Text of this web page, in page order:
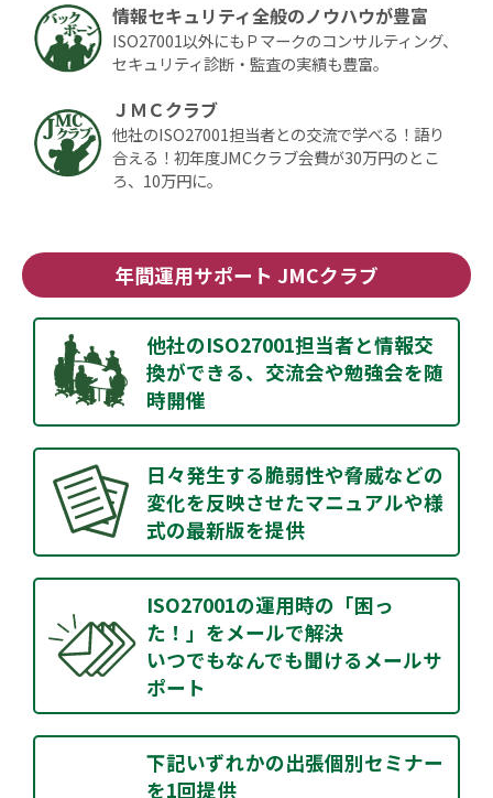
情報セキュリティ全般のノウハウが豊富
ISO27001以外にもＰマークのコンサルティング、
セキュリティ診断・監査の実績も豊富。
ＪＭＣクラブ
他社のISO27001担当者との交流で学べる！語り
合える！初年度JMCクラブ会費が30万円のとこ
ろ、10万円に。
年間運用サポート JMCクラブ
他社のISO27001担当者と情報交
換ができる、交流会や勉強会を随
時開催
日々発生する脆弱性や脅威などの
変化を反映させたマニュアルや様
式の最新版を提供
ISO27001の運用時の「困っ
た！」をメールで解決
いつでもなんでも聞けるメールサ
ポート
下記いずれかの出張個別セミナー
を1回提供